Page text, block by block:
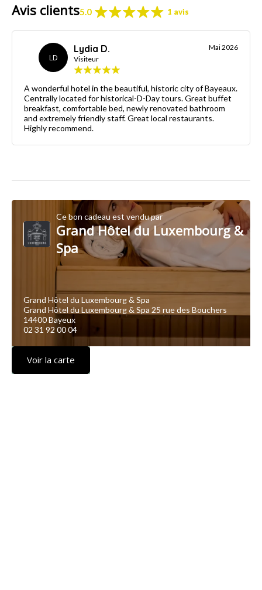
Avis clients5.0 1 avis
LD
Lydia D.
Visiteur
Mai 2026
A wonderful hotel in the beautiful, historic city of Bayeaux.
Centrally located for historical-D-Day tours. Great buffet
breakfast, comfortable bed, newly renovated bathroom
and extremely friendly staff. Great local restaurants.
Highly recommend.
Ce bon cadeau est vendu par
Grand Hôtel du Luxembourg &
Spa
Grand Hôtel du Luxembourg & Spa
Grand Hôtel du Luxembourg & Spa 25 rue des Bouchers
14400 Bayeux
02 31 92 00 04
Voir la carte